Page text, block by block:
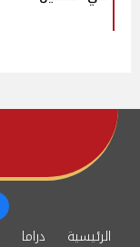
الرئيسية دراما